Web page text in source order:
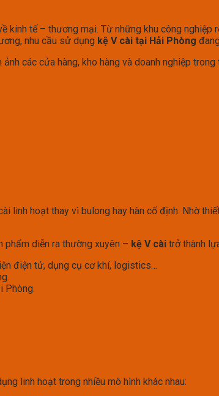
kinh tế – thương mại. Từ những khu công nghiệp
nhu cầu sử dụng kệ V cài tại Hải Phòng
các cửa hàng, kho hàng và doanh nghiệp
linh hoạt thay vì bulong hay hàn cố định. Nhờ
phẩm diễn ra thường xuyên – kệ V cài trở thành
điện tử, dụng cụ cơ khí, logistics…
Phòng.
linh hoạt trong nhiều mô hình khác nhau: